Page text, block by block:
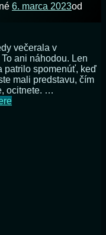
6. marca 2023od
večerala v
ani náhodou. Len
patrilo spomenúť, keď
mali predstavu, čím
ocitnete. …